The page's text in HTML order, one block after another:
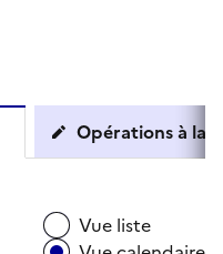
Opérations à la
Vue liste